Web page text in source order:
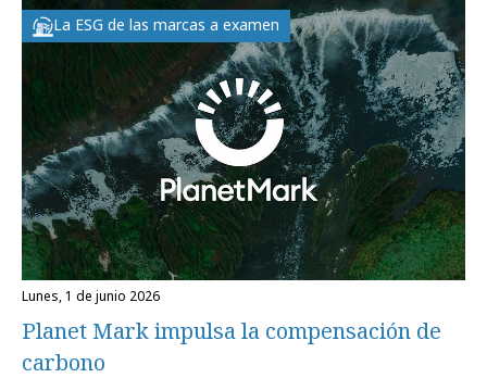
La ESG de las marcas a examen
lunes, 1 de junio 2026
Planet Mark impulsa la compensación de
carbono